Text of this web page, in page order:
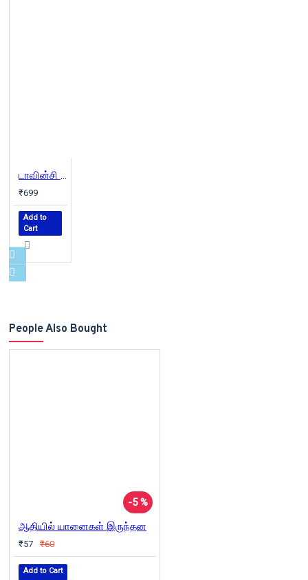
டாவின்சி கோட் (The Da Vinci Code)
₹699
Add to
Cart
People Also Bought
-5 %
ஆதியில் யானைகள் இருந்தன
₹57 ₹60
Add to Cart